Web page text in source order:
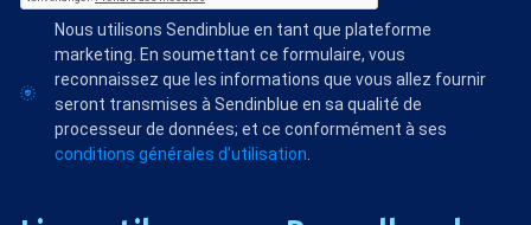
Nous utilisons Sendinblue en tant que plateforme
marketing. En soumettant ce formulaire, vous
reconnaissez que les informations que vous allez fournir
seront transmises à Sendinblue en sa qualité de
processeur de données; et ce conformément à ses
conditions générales d'utilisation